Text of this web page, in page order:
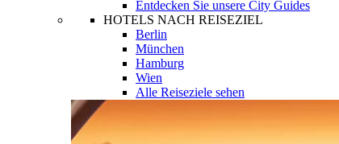
Entdecken Sie unsere City Guides
HOTELS NACH REISEZIEL
Berlin
München
Hamburg
Wien
Alle Reiseziele sehen